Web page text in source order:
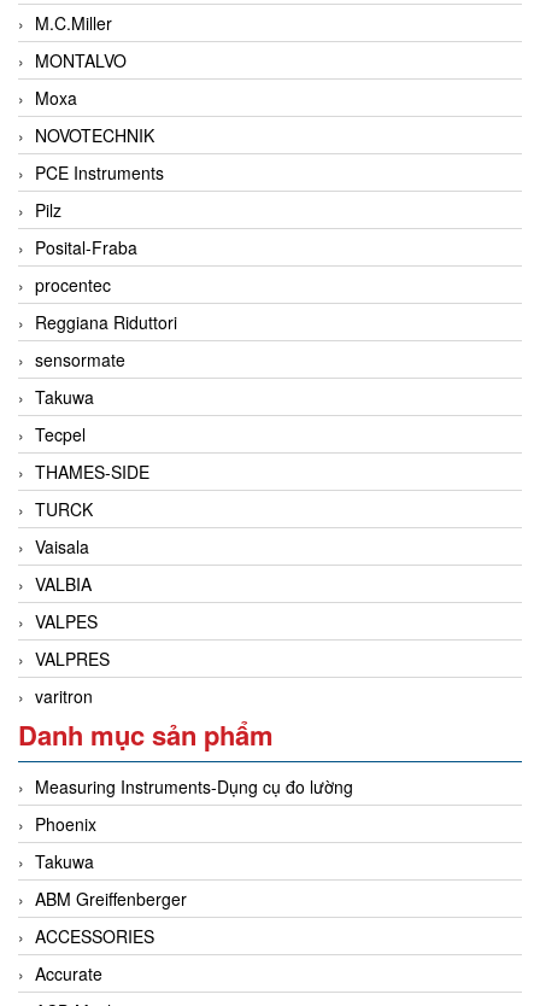
M.C.Miller
MONTALVO
Moxa
NOVOTECHNIK
PCE Instruments
Pilz
Posital-Fraba
procentec
Reggiana Riduttori
sensormate
Takuwa
Tecpel
THAMES-SIDE
TURCK
Vaisala
VALBIA
VALPES
VALPRES
varitron
Danh mục sản phẩm
Measuring Instruments-Dụng cụ đo lường
Phoenix
Takuwa
ABM Greiffenberger
ACCESSORIES
Accurate